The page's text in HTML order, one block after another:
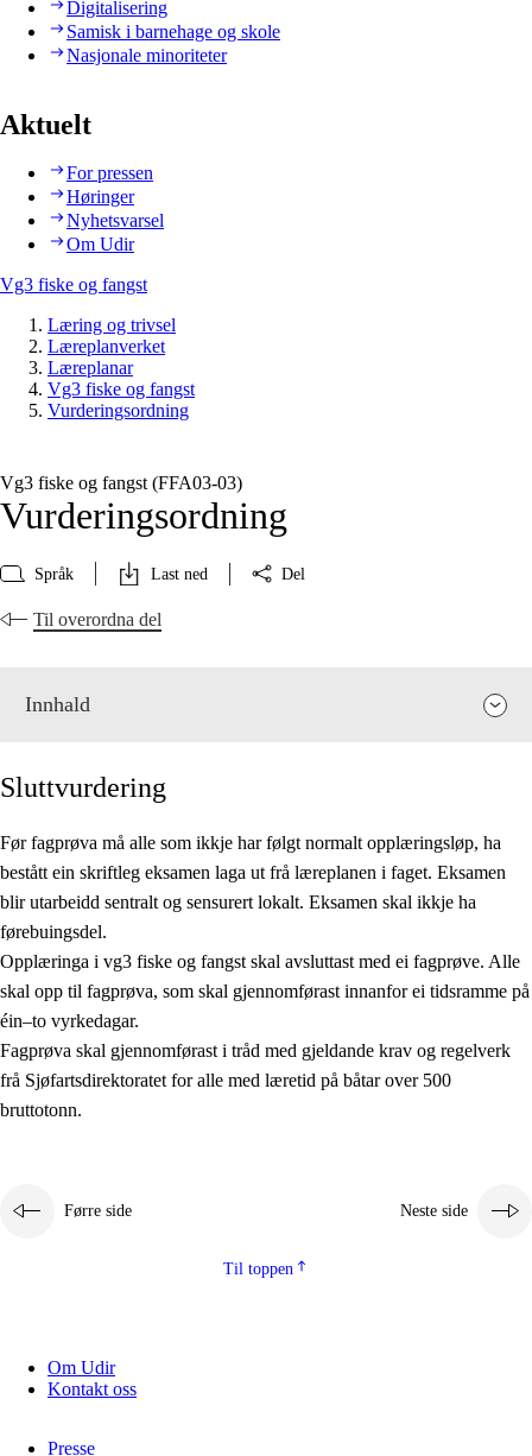
Digitalisering
Samisk i barnehage og skole
Nasjonale minoriteter
Aktuelt
For pressen
Høringer
Nyhetsvarsel
Om Udir
Vg3 fiske og fangst
Læring og trivsel
Læreplanverket
Læreplanar
Vg3 fiske og fangst
Vurderingsordning
Vg3 fiske og fangst (FFA03‑03)
Vurderingsordning
Språk Last ned Del
Til overordna del
Innhald
Fagrelevans og sentrale verdiar
Kjerneelement
Tverrfaglege tema
Grunnleggjande ferdigheiter
Sluttvurdering
Før fagprøva må alle som ikkje har følgt normalt opplæringsløp, ha
bestått ein skriftleg eksamen laga ut frå læreplanen i faget. Eksamen
blir utarbeidd sentralt og sensurert lokalt. Eksamen skal ikkje ha
førebuingsdel.
Opplæringa i vg3 fiske og fangst skal avsluttast med ei fagprøve. Alle
skal opp til fagprøva, som skal gjennomførast innanfor ei tidsramme på
éin–to vyrkedagar.
Fagprøva skal gjennomførast i tråd med gjeldande krav og regelverk
frå Sjøfartsdirektoratet for alle med læretid på båtar over 500
bruttotonn.
Førre side Neste side
Til toppen
Om Udir
Kontakt oss
Presse